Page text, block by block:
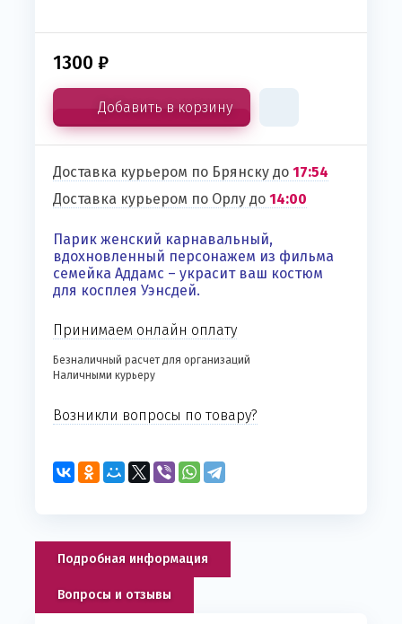
1300 ₽
Добавить в корзину
Доставка курьером по Брянску до 17:54
Доставка курьером по Орлу до 14:00
Парик женский карнавальный,
вдохновленный персонажем из фильма
семейка Аддамс – украсит ваш костюм
для косплея Уэнсдей.
Принимаем онлайн оплату
Безналичный расчет для организаций
Наличными курьеру
Возникли вопросы по товару?
Подробная информация
Вопросы и отзывы